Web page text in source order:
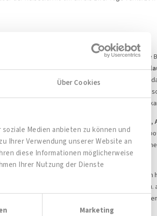
Über Cookies
Medien anbieten zu können und
Ihrer Verwendung unserer Website an
diese Informationen möglicherweise
Ihrer Nutzung der Dienste
Marketing
Blähungen, Sodbrennen und weitere gastritische
„lähmen“ denDarm. Einveränderter
oder klimatisierte, trockene Luft führt dazu,
Toilette in der Nähe ist oder die WC-Anlagen
die mit Völlegefühl und Blähungen einhergehen
fettige Lebensmittel,
Gewürze. Häufig verleiten All-inclusive-
und Magenschmerzen, die z. B. infolge
Ländern geniesst diese Pflanze seit jeher ein
an
im Darm sorgt. Bei Beschwerden des
Reise!